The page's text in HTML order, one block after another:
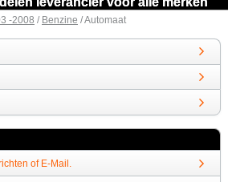
-2008 / Benzine / Automaat
of E-Mail.